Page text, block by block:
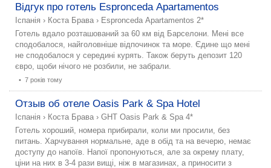
Відгук про готель Espronceda Apartamentos
Іспанія › Коста Брава › Espronceda Apartamentos 2*
Готель вдало розташований за 60 км від Барселони. Мені все
сподобалося, найголовніше відпочинок та море. Єдине що мені
не сподобалося у середині курять. Також беруть депозит 120
євро, щоби нічого не розбили, не забрали.
• 7 років тому
Отзыв об отеле Oasis Park & Spa Hotel
Іспанія › Коста Брава › GHT Oasis Park & Spa 4*
Готель хороший, номера прибирали, коли ми просили, без
питань. Харчування нормальне, аде в обід та на вечерю, немає
доступу до напоїв. Напої пропонуються, але за окрему плату,
ціни на них в 3-4 рази вищі, ніж в магазинах, а приносити з